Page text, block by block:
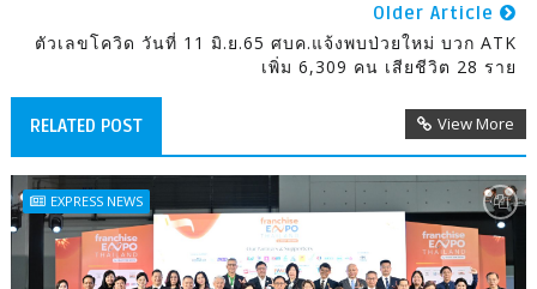
Older Article
ตัวเลขโควิด วันที่ 11 มิ.ย.65 ศบค.แจ้งพบป่วยใหม่ บวก ATK
เพิ่ม 6,309 คน เสียชีวิต 28 ราย
RELATED POST View More
EXPRESS NEWS